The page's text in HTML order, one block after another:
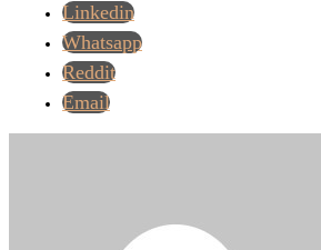
Linkedin
Whatsapp
Reddit
Email